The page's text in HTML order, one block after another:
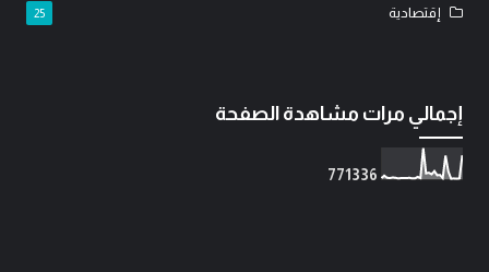
إقتصادية 25
إجمالي مرات مشاهدة الصفحة
771 336